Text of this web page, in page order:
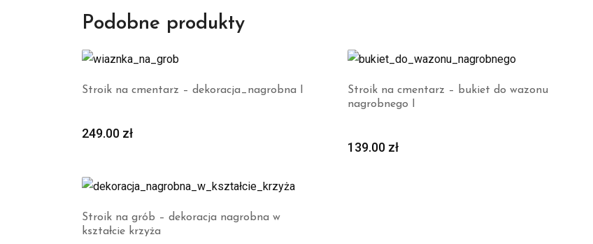
Podobne produkty
Stroik na cmentarz – dekoracja_nagrobna I
249.00 zł
Stroik na cmentarz – bukiet do wazonu
nagrobnego I
139.00 zł
Stroik na grób – dekoracja nagrobna w
kształcie krzyża